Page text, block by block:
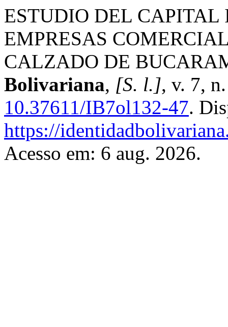
ESTUDIO DEL
EMPRESAS
CALZADO DE
Bolivariana, [S. l.], v. 7,
10.37611/IB7ol132-47.
https://
Acesso em: 6 aug. 2026.